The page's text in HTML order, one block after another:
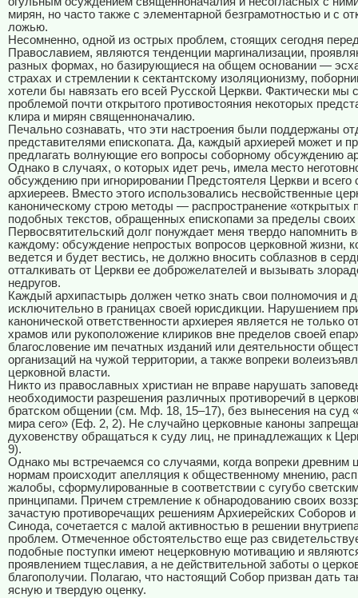
мирян, но часто также с элементарной безграмотностью и с
ложью.
Несомненно, одной из острых проблем, стоящих сегодня
Православием, являются тенденции маргинализации,
разных формах, но базирующиеся на общем основании —
страхах и стремлении к сектантскому изоляционизму,
хотели бы навязать его всей Русской Церкви. Фактически мы
проблемой почти открытого противостояния некоторых
клира и мирян священноначалию.
Печально сознавать, что эти настроения были поддержаны
представителями епископата. Да, каждый архиерей может и
предлагать волнующие его вопросы соборному обсуждению
Однако в случаях, о которых идет речь, имела место
обсуждению при игнорировании Предстоятеля Церкви и всего
архиереев. Вместо этого использовались несвойственные
каноническому строю методы — распространение «открытых
подобных текстов, обращенных епископами за пределы своих
Первосвятительский долг понуждает меня твердо напомнить
каждому: обсуждение непростых вопросов церковной жизни,
ведется и будет вестись, не должно вносить соблазнов в
отталкивать от Церкви ее доброжелателей и вызывать
недругов.
Каждый архипастырь должен четко знать свои полномочия и
исключительно в границах своей юрисдикции. Нарушением
канонической ответственности архиерея является не только
храмов или рукоположение клириков вне пределов своей
благословение им печатных изданий или деятельности
организаций на чужой территории, а также вопреки
церковной власти.
Никто из православных христиан не вправе нарушать
необходимости разрешения различных противоречий в
братском общении (см. Мф. 18, 15–17), без вынесения на суд
мира сего» (Еф. 2, 2). Не случайно церковные каноны
духовенству обращаться к суду лиц, не принадлежащих к
9).
Однако мы встречаемся со случаями, когда вопреки древним
нормам происходит апелляция к общественному мнению,
жалобы, сформулированные в соответствии с сугубо
принципами. Причем стремление к обнародованию своих
зачастую противоречащих решениям Архиерейских Соборов
Синода, сочетается с малой активностью в решении
проблем. Отмеченное обстоятельство еще раз
подобные поступки имеют нецерковную мотивацию и
проявлением тщеславия, а не действительной заботы о
благополучии. Полагаю, что настоящий Собор призван дать
ясную и твердую оценку.